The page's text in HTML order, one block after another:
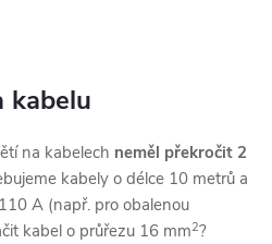
kabelu
na kabelech neměl překročit 2
kabely o délce 10 metrů a
A (např. pro obalenou
kabel o průřezu 16 mm2?